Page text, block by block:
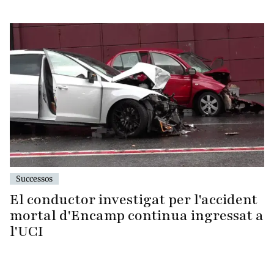
Successos
El conductor investigat per l'accident
mortal d'Encamp continua ingressat a
l'UCI